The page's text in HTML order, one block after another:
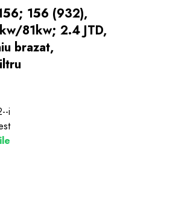
156 (932),
81kw; 2.4 JTD,
brazat,
i